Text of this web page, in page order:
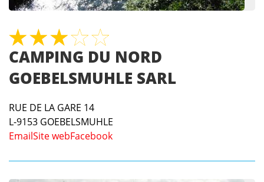
CAMPING DU NORD
GOEBELSMUHLE SARL
RUE DE LA GARE 14
L-9153 GOEBELSMUHLE
EmailSite webFacebook